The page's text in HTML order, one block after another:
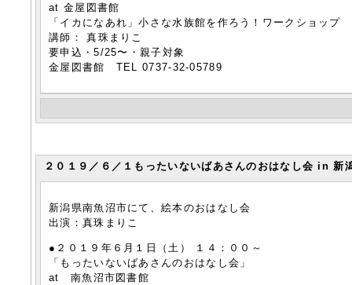
at 金屋図書館
「イカになあれ」小さな水族館を作ろう！ワークショップ
講師： 真珠まりこ
要申込・5/25〜・親子対象
金屋図書館 TEL 0737-32-05789
２０１９／６／１もったいないばあさんのおはなし会 in 新
新潟県南魚沼市にて、絵本のおはなし会
出演：真珠まりこ
●２０１９年６月１日（土） １４：００～
「もったいないばあさんのおはなし会」
at 南魚沼市図書館